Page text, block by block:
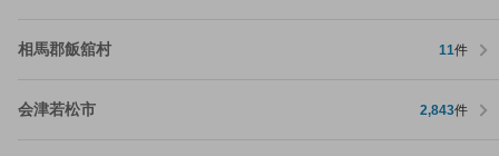
相馬郡飯舘村 11件
会津若松市 2,843件